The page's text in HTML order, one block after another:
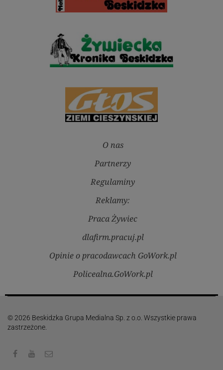
O nas
Partnerzy
Regulaminy
Reklamy:
Praca Żywiec
dlafirm.pracuj.pl
Opinie o pracodawcach GoWork.pl
Policealna.GoWork.pl
© 2026 Beskidzka Grupa Medialna Sp. z o.o. Wszystkie prawa
zastrzeżone.